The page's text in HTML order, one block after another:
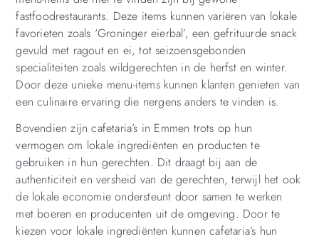
fastfoodrestaurants. Deze items kunnen variëren van lokale
favorieten zoals ‘Groninger eierbal’, een gefrituurde snack
gevuld met ragout en ei, tot seizoensgebonden
specialiteiten zoals wildgerechten in de herfst en winter.
Door deze unieke menu-items kunnen klanten genieten van
een culinaire ervaring die nergens anders te vinden is.
Bovendien zijn cafetaria’s in Emmen trots op hun
vermogen om lokale ingrediënten en producten te
gebruiken in hun gerechten. Dit draagt ​​bij aan de
authenticiteit en versheid van de gerechten, terwijl het ook
de lokale economie ondersteunt door samen te werken
met boeren en producenten uit de omgeving. Door te
kiezen voor lokale ingrediënten kunnen cafetaria’s hun